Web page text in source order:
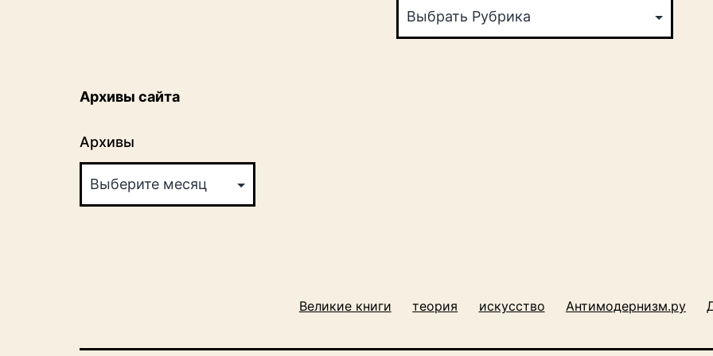
Архивы сайта
Архивы
Великие книги теория искусство Антимодернизм.ру